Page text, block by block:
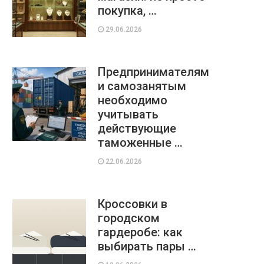
покупка, …
29.06.2026
Предпринимателям
и самозанятым
необходимо
учитывать
действующие
таможенные …
22.06.2026
Кроссовки в
городском
гардеробе: как
выбирать пары …